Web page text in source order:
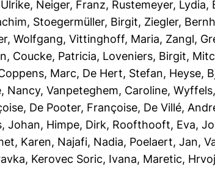
, Neiger, Franz, Rustemeyer, Lydia,
, Stoegermüller, Birgit, Ziegler,
Wolfgang,Vittinghoff, Maria, Zangl,
, Coucke, Patricia, Loveniers, Birgit,
Marc, De Hert, Stefan, Heyse,
Nancy,Vanpeteghem, Caroline,
, De Pooter, Françoise, De Villé,
Johan, Himpe, Dirk, Roofthooft, Eva,
Karen, Najafi, Nadia, Poelaert, Jan,
, Kerovec Soric, Ivana, Maretic,